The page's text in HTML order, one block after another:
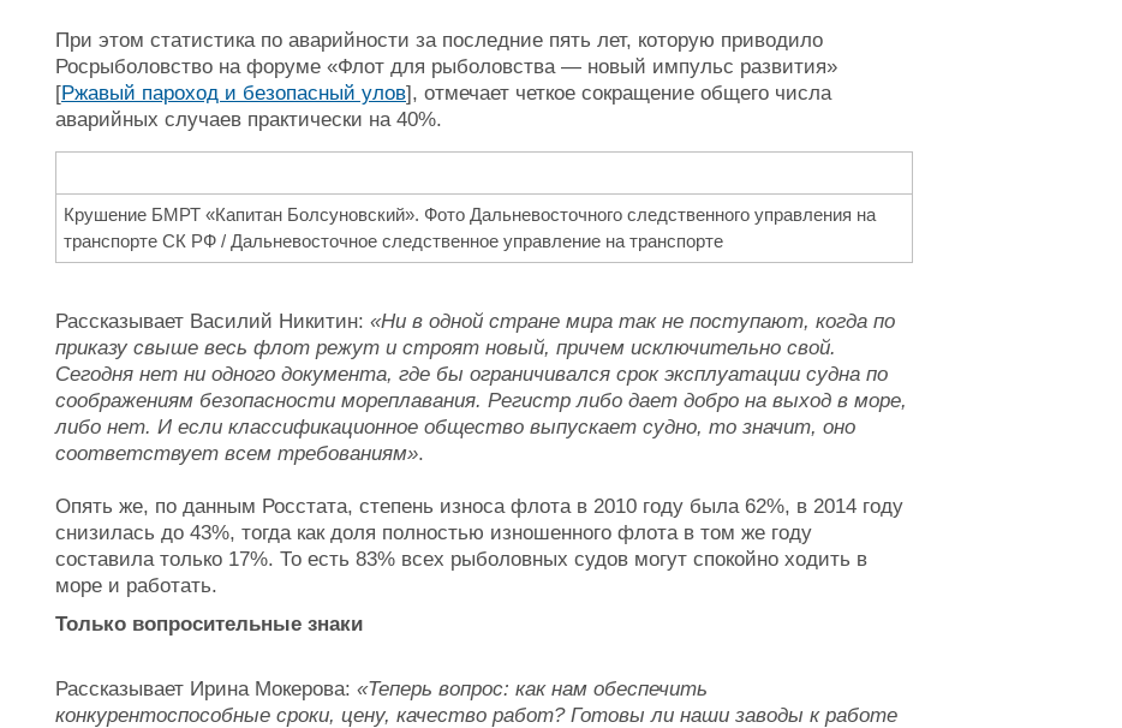
При этом статистика по аварийности за последние пять лет, которую приводило
Росрыболовство на форуме «Флот для рыболовства — новый импульс развития»
[Ржавый пароход и безопасный улов], отмечает четкое сокращение общего числа
аварийных случаев практически на 40%.
Крушение БМРТ «Капитан Болсуновский». Фото Дальневосточного следственного управления на
транспорте СК РФ / Дальневосточное следственное управление на транспорте
Рассказывает Василий Никитин: «Ни в одной стране мира так не поступают, когда по
приказу свыше весь флот режут и строят новый, причем исключительно свой.
Сегодня нет ни одного документа, где бы ограничивался срок эксплуатации судна по
соображениям безопасности мореплавания. Регистр либо дает добро на выход в море,
либо нет. И если классификационное общество выпускает судно, то значит, оно
соответствует всем требованиям».
Опять же, по данным Росстата, степень износа флота в 2010 году была 62%, в 2014 году
снизилась до 43%, тогда как доля полностью изношенного флота в том же году
составила только 17%. То есть 83% всех рыболовных судов могут спокойно ходить в
море и работать.
Только вопросительные знаки
Рассказывает Ирина Мокерова: «Теперь вопрос: как нам обеспечить
конкурентоспособные сроки, цену, качество работ? Готовы ли наши заводы к работе